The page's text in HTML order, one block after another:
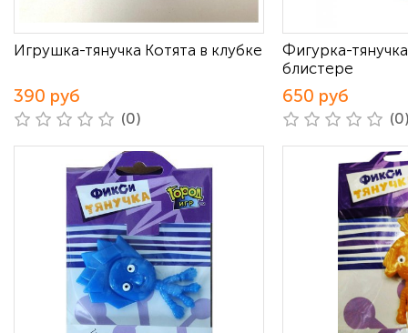
Игрушка-тянучка Котята в клубке
390 руб
(0)
Фигурка-
блистере
650 руб